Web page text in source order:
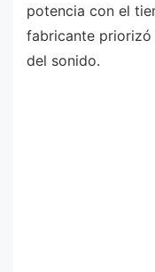
potencia con el
fabricante
del sonido.